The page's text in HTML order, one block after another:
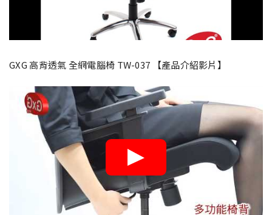
GXG 高背透氣 全網電腦椅 TW-037 【產品介紹影片】